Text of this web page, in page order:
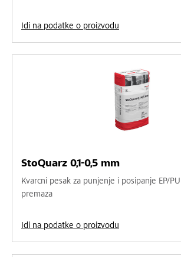
Idi na podatke o proizvodu
StoQuarz 0,1-0,5 mm
Kvarcni pesak za punjenje i posipanje EP/
premaza
Idi na podatke o proizvodu